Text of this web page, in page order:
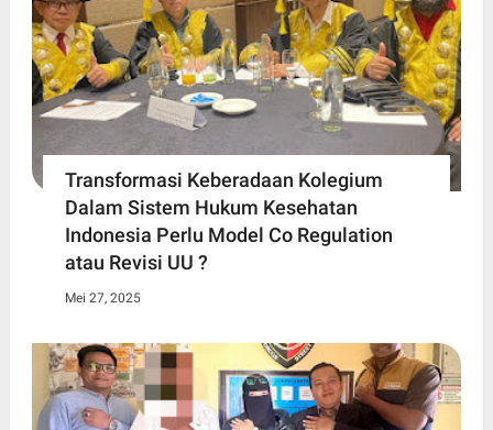
Transformasi Keberadaan Kolegium
Dalam Sistem Hukum Kesehatan
Indonesia Perlu Model Co Regulation
atau Revisi UU ?
Mei 27, 2025